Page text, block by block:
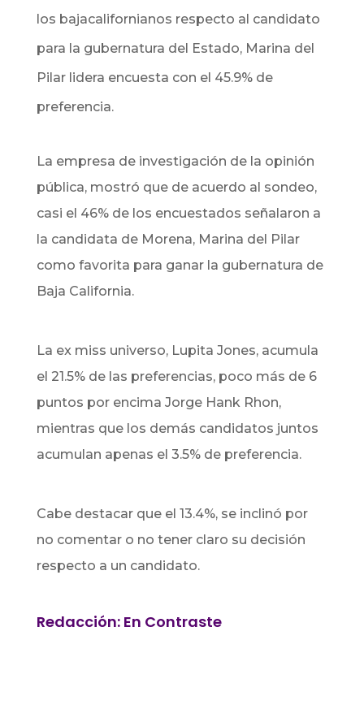
los bajacalifornianos respecto al candidato
para la gubernatura del Estado, Marina del
Pilar lidera encuesta con el 45.9% de
preferencia.
La empresa de investigación de la opinión
pública, mostró que de acuerdo al sondeo,
casi el 46% de los encuestados señalaron a
la candidata de Morena, Marina del Pilar
como favorita para ganar la gubernatura de
Baja California.
La ex miss universo, Lupita Jones, acumula
el 21.5% de las preferencias, poco más de 6
puntos por encima Jorge Hank Rhon,
mientras que los demás candidatos juntos
acumulan apenas el 3.5% de preferencia.
Cabe destacar que el 13.4%, se inclinó por
no comentar o no tener claro su decisión
respecto a un candidato.
Redacción: En Contraste